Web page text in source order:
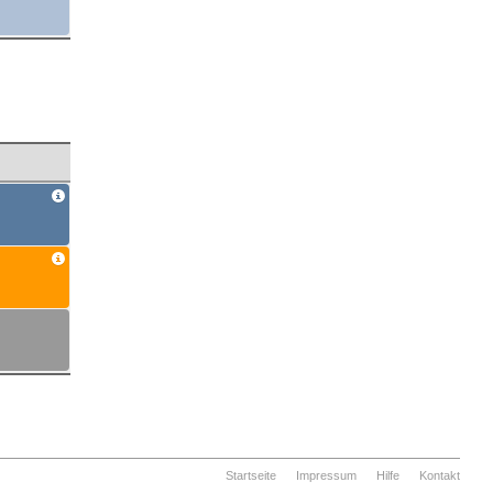
Startseite Impressum Hilfe Kontakt